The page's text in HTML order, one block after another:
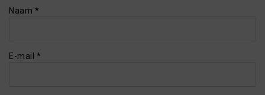
Naam *
E-mail *